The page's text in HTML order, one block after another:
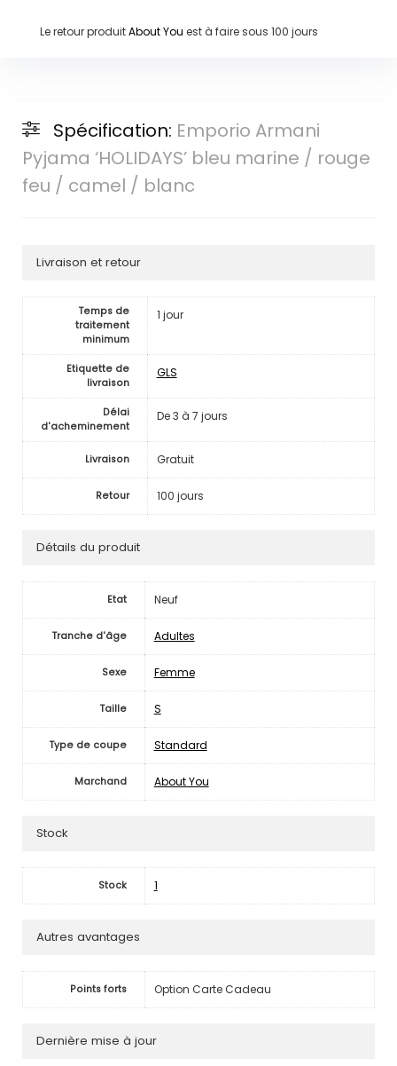
Le retour produitAbout You est à faire sous 100 jours
Spécification: Emporio Armani
Pyjama ‘HOLIDAYS’ bleu marine / rouge
feu / camel / blanc
Livraison et retour
Temps de
traitement
minimum
1 jour
Etiquette de
livraison
GLS
Délai
d'acheminement
De 3 à 7 jours
Livraison Gratuit
Retour 100 jours
Détails du produit
Etat Neuf
Tranche d'âge Adultes
Sexe Femme
Taille S
Type de coupe Standard
Marchand About You
Stock
Stock 1
Autres avantages
Points forts Option Carte Cadeau
Dernière mise à jour